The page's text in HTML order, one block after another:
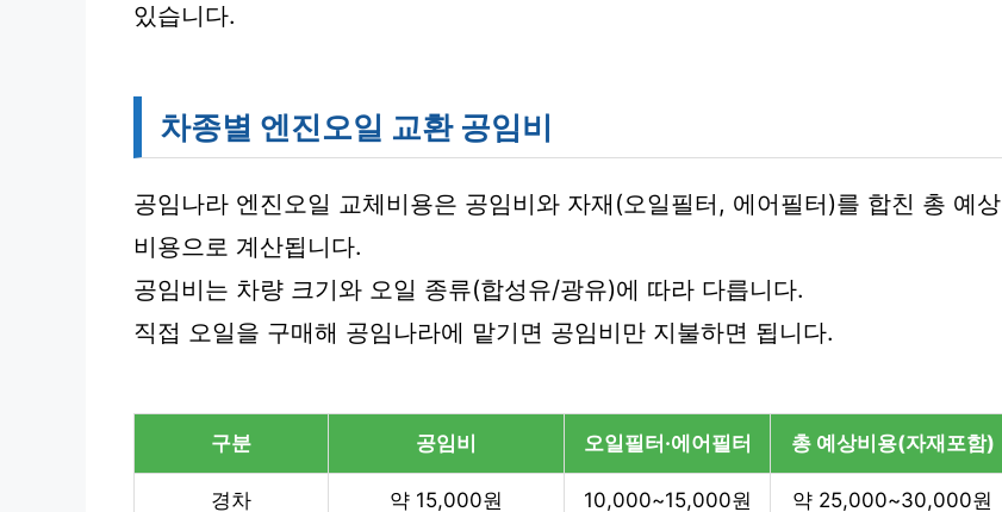
있습니다.
차종별 엔진오일 교환 공임비
공임나라 엔진오일 교체비용은 공임비와 자재(오일필터, 에어필터)를 합친 총 예상
비용으로 계산됩니다.
공임비는 차량 크기와 오일 종류(합성유/광유)에 따라 다릅니다.
직접 오일을 구매해 공임나라에 맡기면 공임비만 지불하면 됩니다.
구분 공임비 오일필터·에어필터 총 예상비용(자재포함)
경차 약 15,000원 10,000~15,000원 약 25,000~30,000원